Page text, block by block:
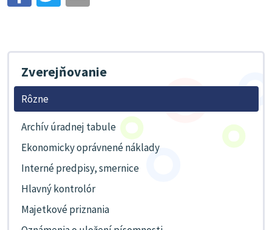
Zverejňovanie
Rôzne
Archív úradnej tabule
Ekonomicky oprávnené náklady
Interné predpisy, smernice
Hlavný kontrolór
Majetkové priznania